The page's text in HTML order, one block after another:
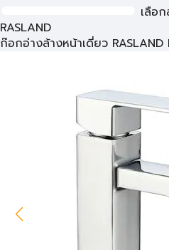
เลือ
RASLAND
ก๊อกอ่างล้างหน้าเดี่ยว RASLAND